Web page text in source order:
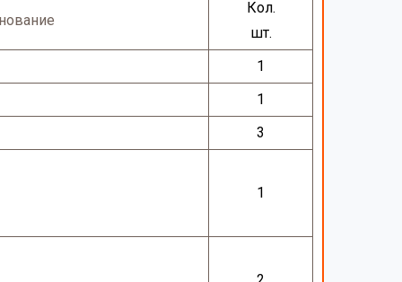
Кол.
шт.
1
1
3
1